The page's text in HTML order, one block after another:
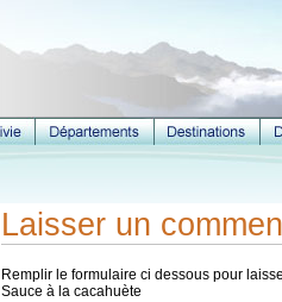
Laisser un
Remplir le formulaire ci dessous pour
Sauce à la cacahuète